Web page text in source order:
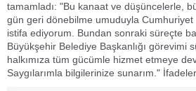
tamamladı: "Bu kanaat ve düşüncelerle,
gün geri dönebilme umuduyla
istifa ediyorum. Bundan sonraki süreçte
Büyükşehir Belediye Başkanlığı görevimi
halkımıza tüm gücümle hizmet etmeye
Saygılarımla bilgilerinize sunarım."